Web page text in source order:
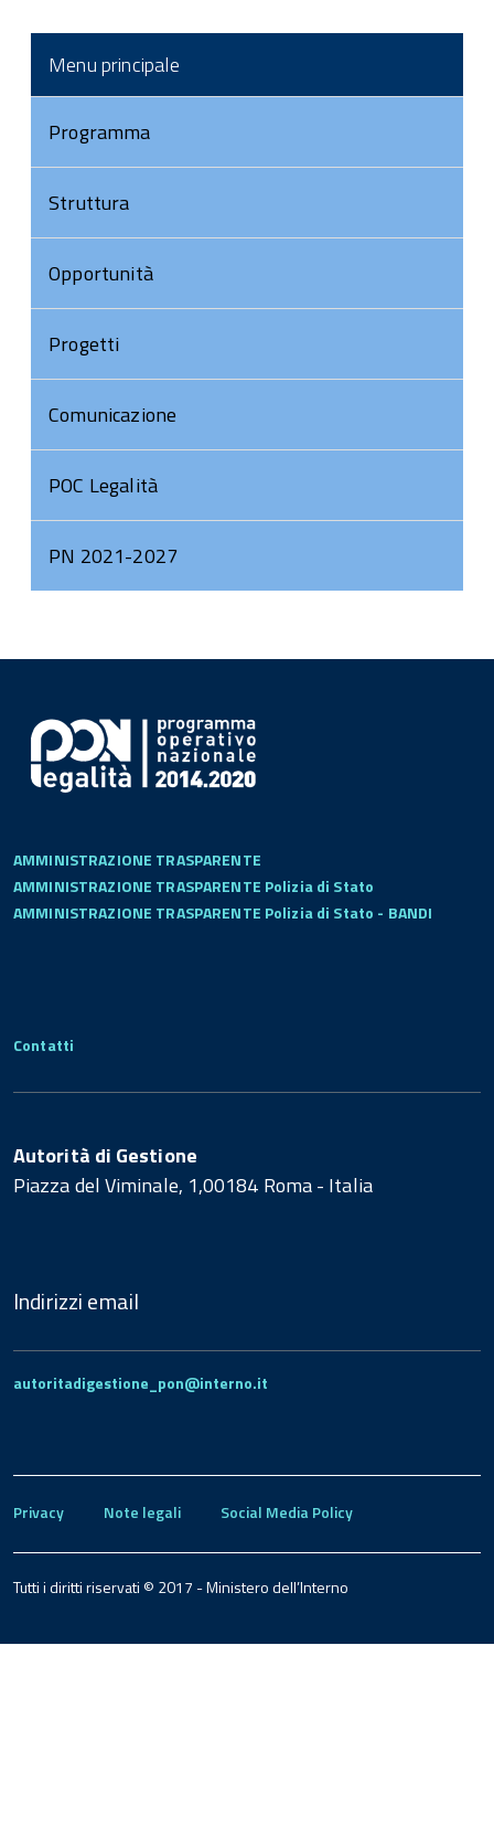
Menu principale
Programma
Struttura
Opportunità
Progetti
Comunicazione
POC Legalità
PN 2021-2027
AMMINISTRAZIONE TRASPARENTE
AMMINISTRAZIONE TRASPARENTE Polizia di Stato
AMMINISTRAZIONE TRASPARENTE Polizia di Stato - BANDI
Contatti
Autorità di Gestione
Piazza del Viminale, 1,00184 Roma - Italia
Indirizzi email
autoritadigestione_pon@interno.it
Privacy Note legali Social Media Policy
Tutti i diritti riservati © 2017 - Ministero dell’Interno